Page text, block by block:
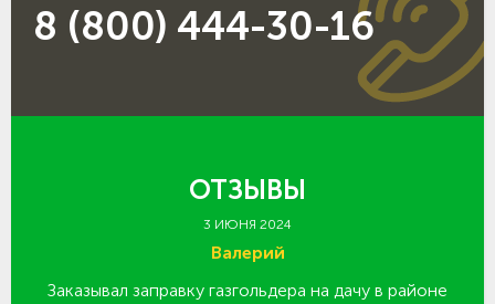
8 (800) 444-30-16
ОТЗЫВЫ
3 ИЮНЯ 2024
Валерий
Заказывал заправку газгольдера на дачу в районе